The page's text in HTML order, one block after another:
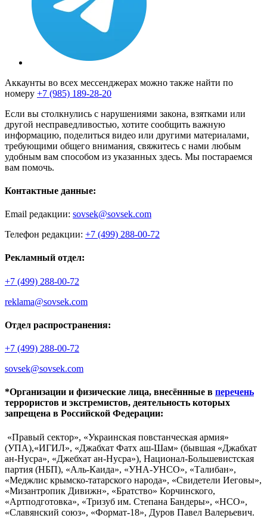
Аккаунты во всех мессенджерах можно также найти по
номеру +7 (985) 189-28-20
Если вы столкнулись с нарушениями закона, взятками или
другой несправедливостью, хотите сообщить важную
информацию, поделиться видео или другими материалами,
требующими общего внимания, свяжитесь с нами любым
удобным вам способом из указанных здесь. Мы постараемся
вам помочь.
Контактные данные:
Email редакции: sovsek@sovsek.com
Телефон редакции: +7 (499) 288-00-72
Рекламный отдел:
+7 (499) 288-00-72
reklama@sovsek.com
Отдел распространения:
+7 (499) 288-00-72
sovsek@sovsek.com
*Организации и физические лица, внесённные в перечень
террористов и экстремистов, деятельность которых
запрещена в Российской Федерации:
«Правый сектор», «Украинская повстанческая армия»
(УПА),«ИГИЛ», «Джабхат Фатх аш-Шам» (бывшая «Джабхат
ан-Нусра», «Джебхат ан-Нусра»), Национал-Большевистская
партия (НБП), «Аль-Каида», «УНА-УНСО», «Талибан»,
«Меджлис крымско-татарского народа», «Свидетели Иеговы»,
«Мизантропик Дивижн», «Братство» Корчинского,
«Артподготовка», «Тризуб им. Степана Бандеры», «НСО»,
«Славянский союз», «Формат-18», Дуров Павел Валерьевич.